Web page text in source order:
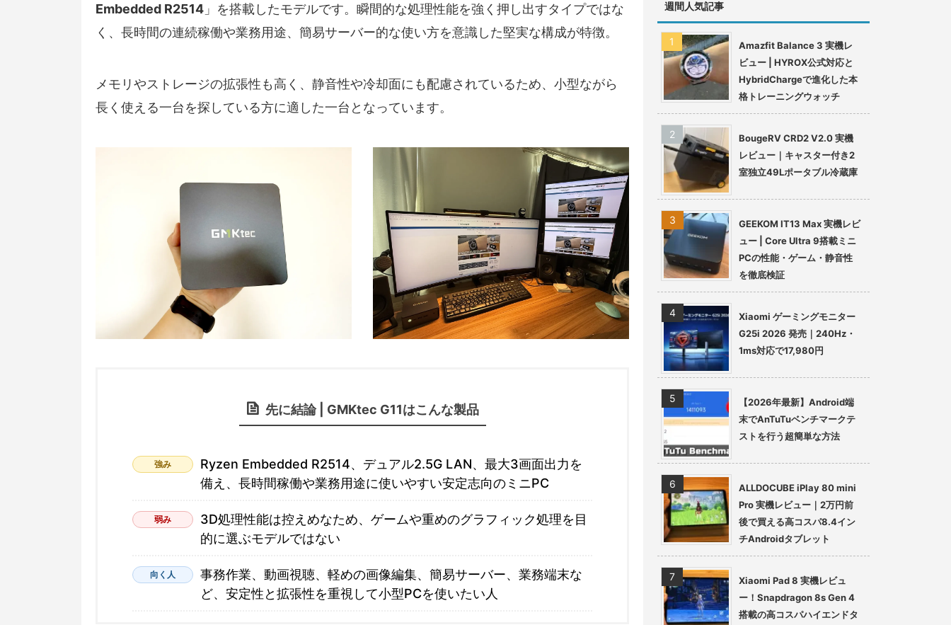
Embedded R2514 」を搭載したモデルです。瞬間的な処理性能を強く押し出すタイプではな
く、長時間の連続稼働や業務用途、簡易サーバー的な使い方を意識した堅実な構成が特徴。
メモリやストレージの拡張性も高く、静音性や冷却面にも配慮されているため、小型ながら
長く使える一台を探している方に適した一台となっています。
先に結論 | GMKtec G11はこんな製品
強み
Ryzen Embedded R2514、デュアル2.5G LAN、最大3画面出力を
備え、長時間稼働や業務用途に使いやすい安定志向のミニPC
弱み
3D処理性能は控えめなため、ゲームや重めのグラフィック処理を目
的に選ぶモデルではない
向く人
事務作業、動画視聴、軽めの画像編集、簡易サーバー、業務端末な
ど、安定性と拡張性を重視して小型PCを使いたい人
週間人気記事
Amazfit Balance 3 実機レ
ビュー | HYROX公式対応と
HybridChargeで進化した本
格トレーニングウォッチ
BougeRV CRD2 V2.0 実機
レビュー｜キャスター付き2
室独立49Lポータブル冷蔵庫
GEEKOM IT13 Max 実機レビ
ュー | Core Ultra 9搭載ミニ
PCの性能・ゲーム・静音性
を徹底検証
Xiaomi ゲーミングモニター
G25i 2026 発売｜240Hz・
1ms対応で17,980円
【2026年最新】Android端
末でAnTuTuベンチマークテ
ストを行う超簡単な方法
ALLDOCUBE iPlay 80 mini
Pro 実機レビュー｜2万円前
後で買える高コスパ8.4イン
チAndroidタブレット
Xiaomi Pad 8 実機レビュ
ー！Snapdragon 8s Gen 4
搭載の高コスパハイエンドタ